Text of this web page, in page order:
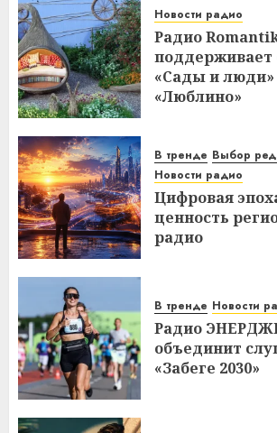
Новости радио
Радио
поддерживает
«Сады и люди»
«Люблино»
В тренде Выбор
Новости радио
Цифровая
ценность
радио
В тренде Новости
Радио
объединит
«Забеге 2030»